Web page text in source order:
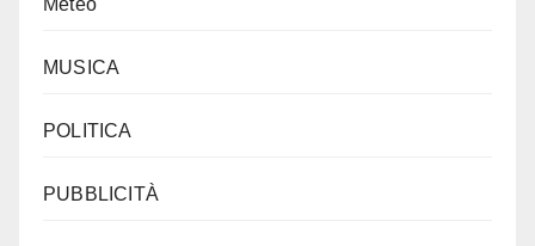
Meteo
MUSICA
POLITICA
PUBBLICITÀ